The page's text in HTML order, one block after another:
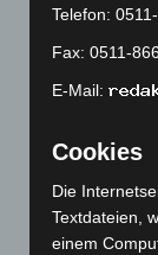
März 2024
Februar 2024
Januar 2024
November 2023
Oktober 2023
September
Telefon:
Fax: 0511-
E-Mail:
Cookies
Die
Textdateien,
einem